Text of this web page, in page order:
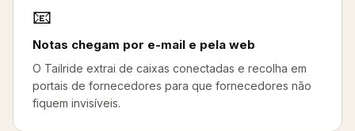
📧
Notas chegam por e-mail e pela web
O Tailride extrai de caixas conectadas e recolha em
portais de fornecedores para que fornecedores não
fiquem invisíveis.